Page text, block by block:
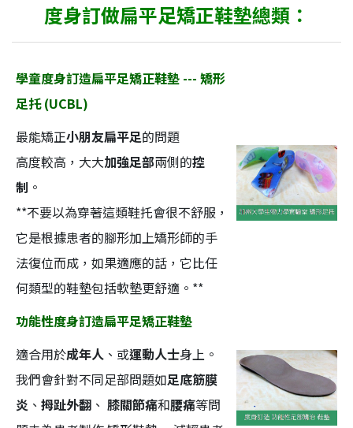
度身訂做扁平足矯正鞋墊總類：
學童度身訂造扁平足矯正鞋墊 --- 矯形
足托 (UCBL)
最能矯正小朋友扁平足的問題
高度較高，大大加強足部兩側的控
制 。
**不要以為穿著這類鞋托會很不舒服，
它是根據患者的腳形加上矯形師的手
法復位而成，如果適應的話，它比任
何類型的鞋墊包括軟墊更舒適。**
功能性度身訂造扁平足矯正鞋墊
適合用於成年人 、或運動人士身上。
我們會針對不同足部問題如足底筋膜
炎 、 拇趾外翻 、 膝關節痛和腰痛等問